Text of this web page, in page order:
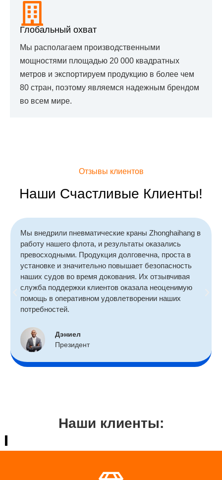
Глобальный охват
Мы располагаем производственными
мощностями площадью 20 000 квадратных
метров и экспортируем продукцию в более чем
80 стран, поэтому являемся надежным брендом
во всем мире.
Отзывы клиентов
Наши Счастливые Клиенты!
Мы внедрили пневматические краны Zhonghaihang в
работу нашего флота, и результаты оказались
превосходными. Продукция долговечна, проста в
установке и значительно повышает безопасность
наших судов во время докования. Их отзывчивая
служба поддержки клиентов оказала неоценимую
помощь в оперативном удовлетворении наших
потребностей.
Дэниел
Президент
Наши клиенты: